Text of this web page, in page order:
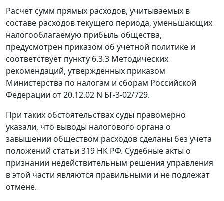
Расчет сумм прямых расходов, учитываемых в
составе расходов текущего периода, уменьшающих
налогооблагаемую прибыль общества,
предусмотрен приказом об учетной политике и
соответствует пункту 6.3.3 Методических
рекомендаций, утвержденных приказом
Министерства по налогам и сборам Российской
Федерации от 20.12.02 N БГ-3-02/729.
При таких обстоятельствах суды правомерно
указали, что выводы налогового органа о
завышении обществом расходов сделаны без учета
положений статьи 319 НК РФ. Судебные акты о
признании недействительным решения управления
в этой части являются правильными и не подлежат
отмене.